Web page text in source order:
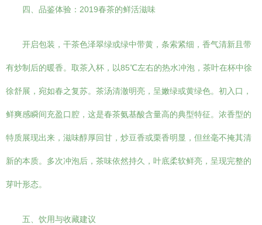
四、品鉴体验：2019春茶的鲜活滋味
开启包装，干茶色泽翠绿或绿中带黄，条索紧细，香气清新且带
有炒制后的暖香。取茶入杯，以85℃左右的热水冲泡，茶叶在杯中徐
徐舒展，宛如春之复苏。茶汤清澈明亮，呈嫩绿或黄绿色。初入口，
鲜爽感瞬间充盈口腔，这是春茶氨基酸含量高的典型特征。浓香型的
特质展现出来，滋味醇厚回甘，炒豆香或栗香明显，但丝毫不掩其清
新的本质。多次冲泡后，茶味依然持久，叶底柔软鲜亮，呈现完整的
芽叶形态。
五、饮用与收藏建议